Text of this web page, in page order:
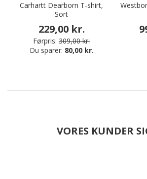
Carhartt Dearborn T-shirt,
Sort
229,00 kr.
Førpris: 309,00 kr.
Du sparer: 80,00 kr.
VORES KUNDER